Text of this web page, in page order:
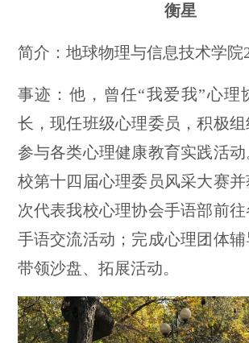
衡星
简介：地球物理与信息技术学院
事迹：他，曾任“我爱我”心理
长，现任班级心理委员，积极
参与各类心理健康教育实践活
校第十四届心理委员风采大赛
次代表我校心理协会手语部前
手语交流活动；完成心理团体
带领沙盘、拓展活动。